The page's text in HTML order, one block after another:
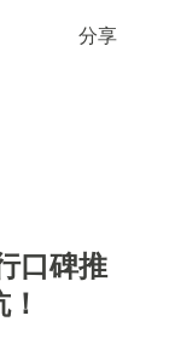
分享
口碑推